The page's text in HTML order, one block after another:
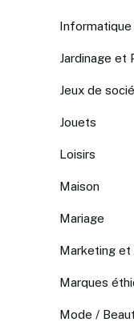
Informatique
Jardinage et
Jeux de
Jouets
Loisirs
Maison
Mariage
Marketing et
Marques
Mode /